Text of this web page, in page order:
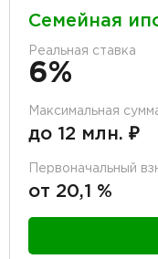
Семейная
Реальная ставка
6%
Максимальная
до 12 млн. ₽
Первоначальный
от 20,1 %